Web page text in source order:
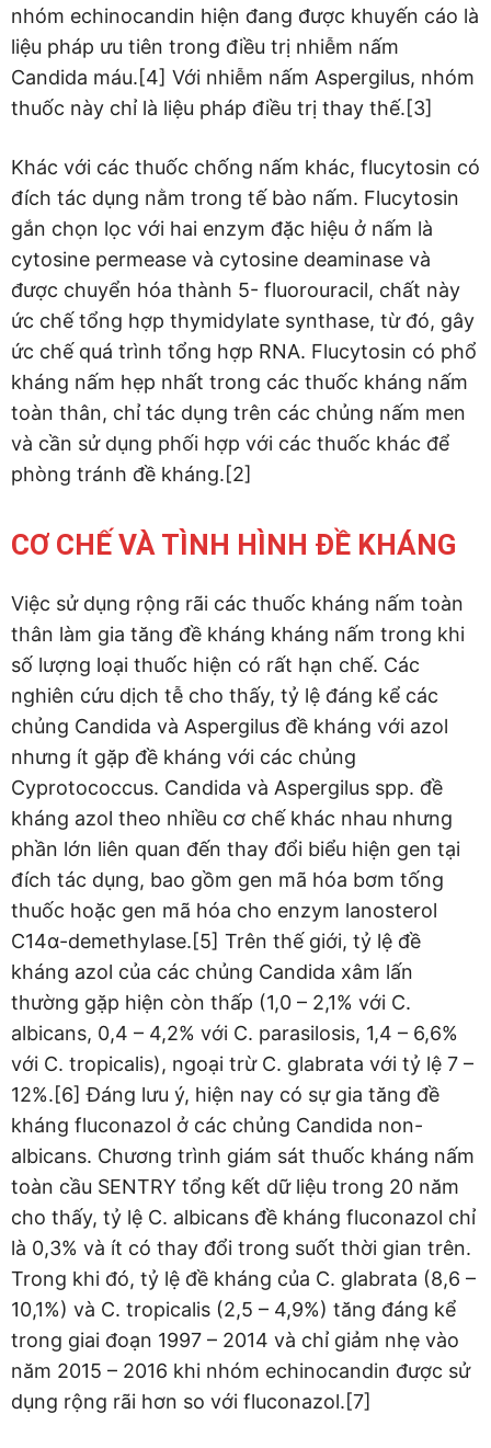
nhóm echinocandin hiện đang được khuyến cáo là
liệu pháp ưu tiên trong điều trị nhiễm nấm
Candida máu.[4] Với nhiễm nấm Aspergilus, nhóm
thuốc này chỉ là liệu pháp điều trị thay thế.[3]
Khác với các thuốc chống nấm khác, flucytosin có
đích tác dụng nằm trong tế bào nấm. Flucytosin
gắn chọn lọc với hai enzym đặc hiệu ở nấm là
cytosine permease và cytosine deaminase và
được chuyển hóa thành 5- fluorouracil, chất này
ức chế tổng hợp thymidylate synthase, từ đó, gây
ức chế quá trình tổng hợp RNA. Flucytosin có phổ
kháng nấm hẹp nhất trong các thuốc kháng nấm
toàn thân, chỉ tác dụng trên các chủng nấm men
và cần sử dụng phối hợp với các thuốc khác để
phòng tránh đề kháng.[2]
CƠ CHẾ VÀ TÌNH HÌNH ĐỀ KHÁNG
Việc sử dụng rộng rãi các thuốc kháng nấm toàn
thân làm gia tăng đề kháng kháng nấm trong khi
số lượng loại thuốc hiện có rất hạn chế. Các
nghiên cứu dịch tễ cho thấy, tỷ lệ đáng kể các
chủng Candida và Aspergilus đề kháng với azol
nhưng ít gặp đề kháng với các chủng
Cyprotococcus. Candida và Aspergilus spp. đề
kháng azol theo nhiều cơ chế khác nhau nhưng
phần lớn liên quan đến thay đổi biểu hiện gen tại
đích tác dụng, bao gồm gen mã hóa bơm tống
thuốc hoặc gen mã hóa cho enzym lanosterol
C14α-demethylase.[5] Trên thế giới, tỷ lệ đề
kháng azol của các chủng Candida xâm lấn
thường gặp hiện còn thấp (1,0 – 2,1% với C.
albicans, 0,4 – 4,2% với C. parasilosis, 1,4 – 6,6%
với C. tropicalis), ngoại trừ C. glabrata với tỷ lệ 7 –
12%.[6] Đáng lưu ý, hiện nay có sự gia tăng đề
kháng fluconazol ở các chủng Candida non-
albicans. Chương trình giám sát thuốc kháng nấm
toàn cầu SENTRY tổng kết dữ liệu trong 20 năm
cho thấy, tỷ lệ C. albicans đề kháng fluconazol chỉ
là 0,3% và ít có thay đổi trong suốt thời gian trên.
Trong khi đó, tỷ lệ đề kháng của C. glabrata (8,6 –
10,1%) và C. tropicalis (2,5 – 4,9%) tăng đáng kể
trong giai đoạn 1997 – 2014 và chỉ giảm nhẹ vào
năm 2015 – 2016 khi nhóm echinocandin được sử
dụng rộng rãi hơn so với fluconazol.[7]